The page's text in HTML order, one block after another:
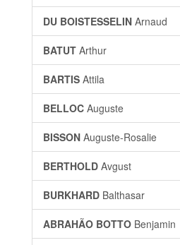
DU BOISTESSELIN Arnaud
BATUT Arthur
BARTIS Attila
BELLOC Auguste
BISSON Auguste-Rosalie
BERTHOLD Avgust
BURKHARD Balthasar
ABRAHÃO BOTTO Benjamin